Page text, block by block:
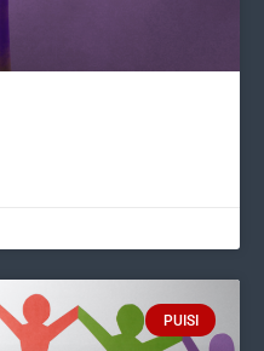
PUISI